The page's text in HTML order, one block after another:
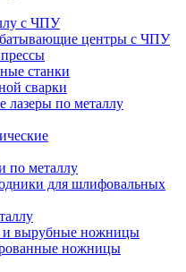
с ЧПУ
центры с ЧПУ
станки
сварки
лазеры по металлу
по металлу
для шлифовальных
и вырубные ножницы
ножницы